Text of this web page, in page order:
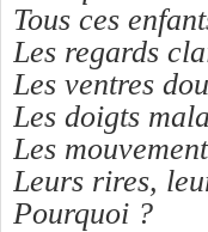
Tous ces
Les regards
Les ventres
Les doigts
Les
Leurs rires,
Pourquoi ?